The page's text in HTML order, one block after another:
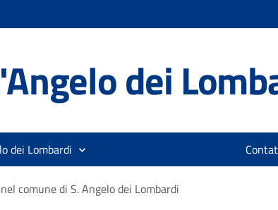
dei
dei Lombardi
comune di S. Angelo dei Lombardi